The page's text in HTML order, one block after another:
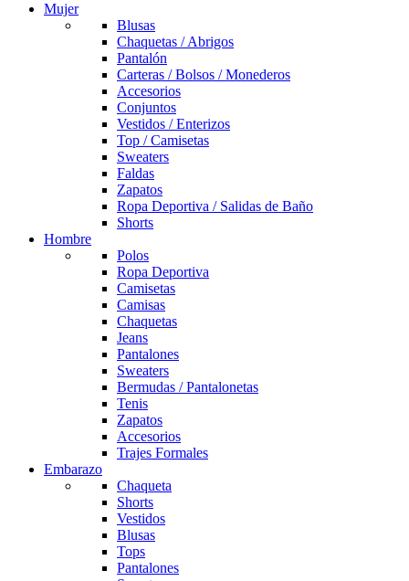
Mujer
Blusas
Chaquetas / Abrigos
Pantalón
Carteras / Bolsos / Monederos
Accesorios
Conjuntos
Vestidos / Enterizos
Top / Camisetas
Sweaters
Faldas
Zapatos
Ropa Deportiva / Salidas de Baño
Shorts
Hombre
Polos
Ropa Deportiva
Camisetas
Camisas
Chaquetas
Jeans
Pantalones
Sweaters
Bermudas / Pantalonetas
Tenis
Zapatos
Accesorios
Trajes Formales
Embarazo
Chaqueta
Shorts
Vestidos
Blusas
Tops
Pantalones